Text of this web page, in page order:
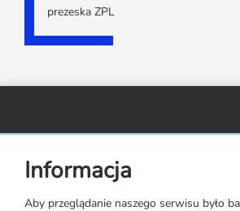
Informacja
Aby przeglądanie naszego serwisu było
prezeska ZPL
ul. Rejtana 17 lok. 22,
02-516 Warszawa